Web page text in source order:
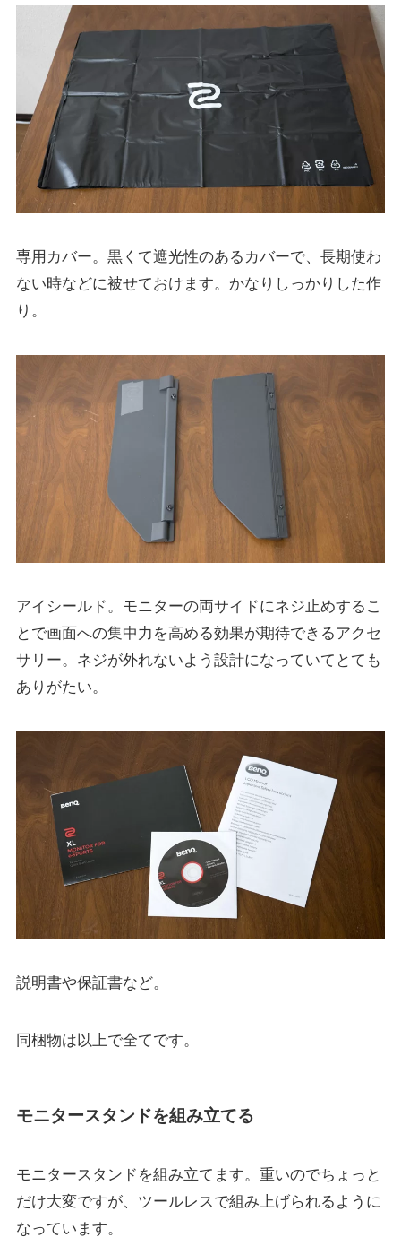
専用カバー。黒くて遮光性のあるカバーで、長期使わ
ない時などに被せておけます。かなりしっかりした作
り。
アイシールド。モニターの両サイドにネジ止めするこ
とで画面への集中力を高める効果が期待できるアクセ
サリー。ネジが外れないよう設計になっていてとても
ありがたい。
説明書や保証書など。
同梱物は以上で全てです。
モニタースタンドを組み立てる
モニタースタンドを組み立てます。重いのでちょっと
だけ大変ですが、ツールレスで組み上げられるように
なっています。